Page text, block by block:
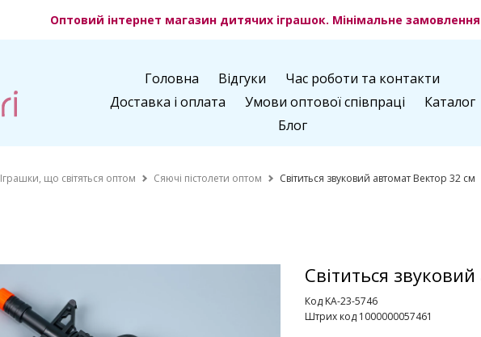
Оптовий інтернет магазин дитячих іграшок. Мінімальне замовлення
Головна
Відгуки
Час роботи та контакти
Доставка і оплата
Умови оптової співпраці
Каталог
Блог
Іграшки, що світяться оптом Сяючі пістолети оптом Світиться звуковий автомат Вектор 32 см
Світиться
Код KA-23-5746
Штрих код 1000000057461